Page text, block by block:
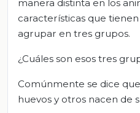
manera distinta en los
características que
agrupar en tres grupos.
¿Cuáles son esos tres
Comúnmente se dice
huevos y otros nacen de